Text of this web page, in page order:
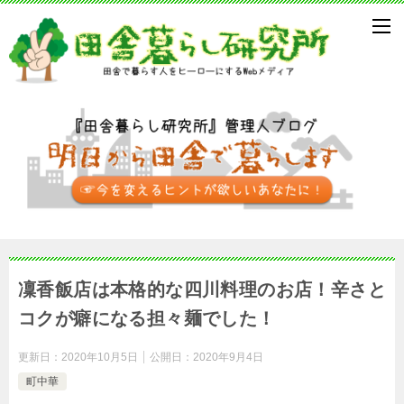
凜香飯店は本格的な四川料理のお店！辛さと
コクが癖になる担々麺でした！
更新日： 2020年10月5日 公開日： 2020年9月4日
町中華